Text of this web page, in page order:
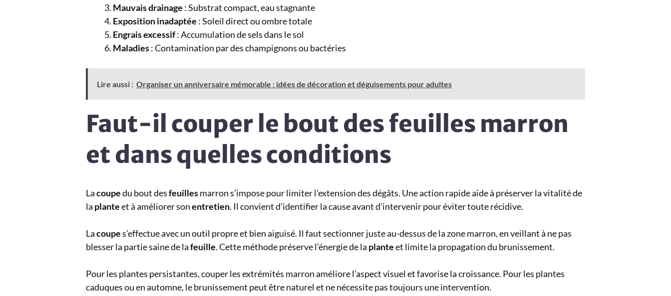
Mauvais drainage : Substrat compact, eau stagnante
Exposition inadaptée : Soleil direct ou ombre totale
Engrais excessif: Accumulation de sels dans le sol
Maladies: Contamination par des champignons ou bactéries
Lire aussi : Organiser un anniversaire mémorable : idées de décoration et déguisements pour adultes
Faut-il couper le bout des feuilles marron
et dans quelles conditions
Lacoupedu bout desfeuillesmarron s’impose pour limiter l’extension des dégâts. Une action rapide aide à préserver la vitalité de
la planteet à améliorer sonentretien. Il convient d’identifier la cause avant d’intervenir pour éviter toute récidive.
Lacoupes’effectue avec un outil propre et bien aiguisé. Il faut sectionner juste au-dessus de la zone marron, en veillant à ne pas
blesser la partie saine de lafeuille. Cette méthode préserve l’énergie de la planteet limite la propagation du brunissement.
Pour les plantes persistantes, couper les extrémités marron améliore l’aspect visuel et favorise la croissance. Pour les plantes
caduques ou en automne, le brunissement peut être naturel et ne nécessite pas toujours une intervention.